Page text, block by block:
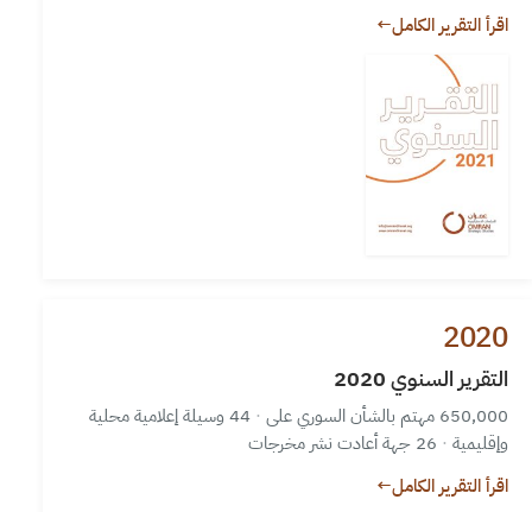
اقرأ التقرير الكامل←
2020
التقرير السنوي 2020
650,000 مهتم بالشأن السوري على ·
44 وسيلة إعلامية محلية
وإقليمية ·
اقرأ التقرير الكامل←